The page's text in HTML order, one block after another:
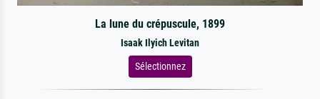
La lune du crépuscule, 1899
Isaak Ilyich Levitan
Sélectionnez